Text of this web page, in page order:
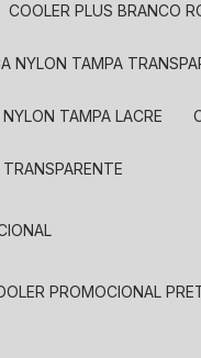
COOLER PLUS BRANCO
NYLON TAMPA
TAMPA LACRE
PROMOCIONAL